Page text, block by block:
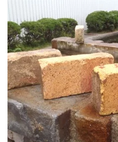
防草・除草・防根シート
総合フェンス
杉 桧 丸太杭・測量木杭
アルミ支柱（定尺・即納）
枕木（コンクリート・堅木・防
腐）